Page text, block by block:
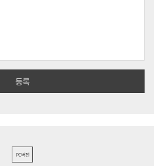
PC버전